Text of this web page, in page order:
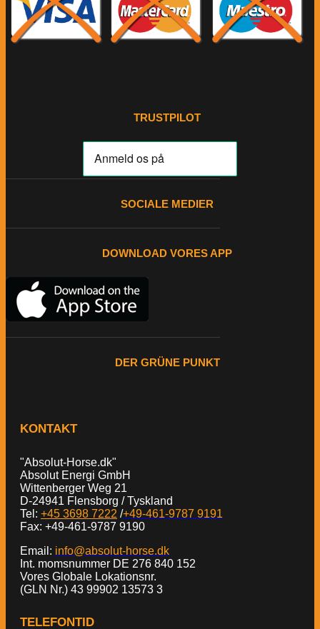
TRUSTPILOT
SOCIALE MEDIER
DOWNLOAD VORES APP
DER GRÜNE PUNKT
KONTAKT
"Absolut-Horse.dk"
Absolut Energi GmbH
Wittenberger Weg 21
D-24941 Flensborg / Tyskland
Tel: +45 3698 7222 /+49-461-9787 9191
Fax: +49-461-9787 9190
Email: info@absolut-horse.dk
Int. momsnummer DE 276 840 152
Vores Globale Lokationsnr.
(GLN Nr.) 43 99902 13573 3
TELEFONTID